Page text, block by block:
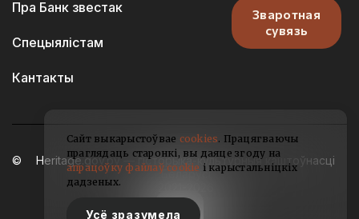
Пра Банк звестак
Спецыялістам
Кантакты
Зваротная
сувязь
Heritage.gov.by — гісторыка-культурныя каштоўнасці
Беларусі
Сайт выкарыстоўвае cookies. Працягваючы
праглядаць старонкі, вы даяце згоду на
апрацоўку файлаў cookie і карыстальніцкіх
дадзеных.
Усё зразумела